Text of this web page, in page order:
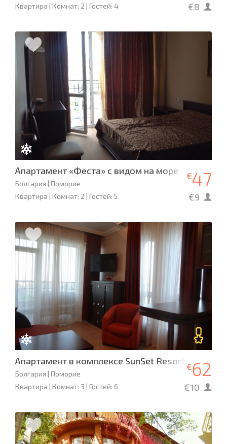
Квартира | Комнат: 2 | Гостей: 4
€8
Апартамент «Феста» с видом на море
Болгария | Поморие
Квартира | Комнат: 2 | Гостей: 5
€47
€9
Апартамент в комплексе SunSet Resort
Болгария | Поморие
Квартира | Комнат: 3 | Гостей: 6
€62
€10